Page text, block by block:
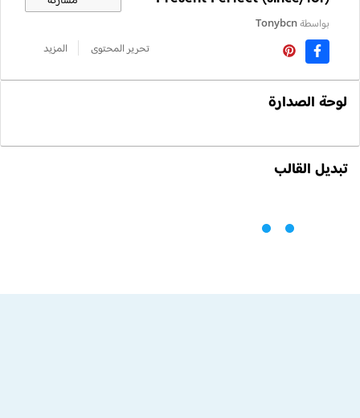
بواسطةTonybcn
تحرير المحتوى
المزيد
لوحة الصدارة
تبديل القالب